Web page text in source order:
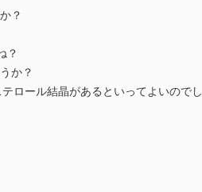
？
？
か？
ール結晶があるといってよいのでし